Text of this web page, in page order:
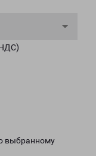
выбранному